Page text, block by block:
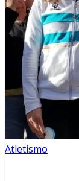
Atletismo